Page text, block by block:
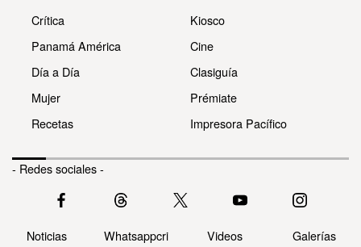
Crítica
Panamá América
Día a Día
Mujer
Recetas
Kiosco
Cine
Clasiguía
Prémiate
Impresora Pacífico
- Redes sociales -
Noticias Whatsappcri Videos Galerías